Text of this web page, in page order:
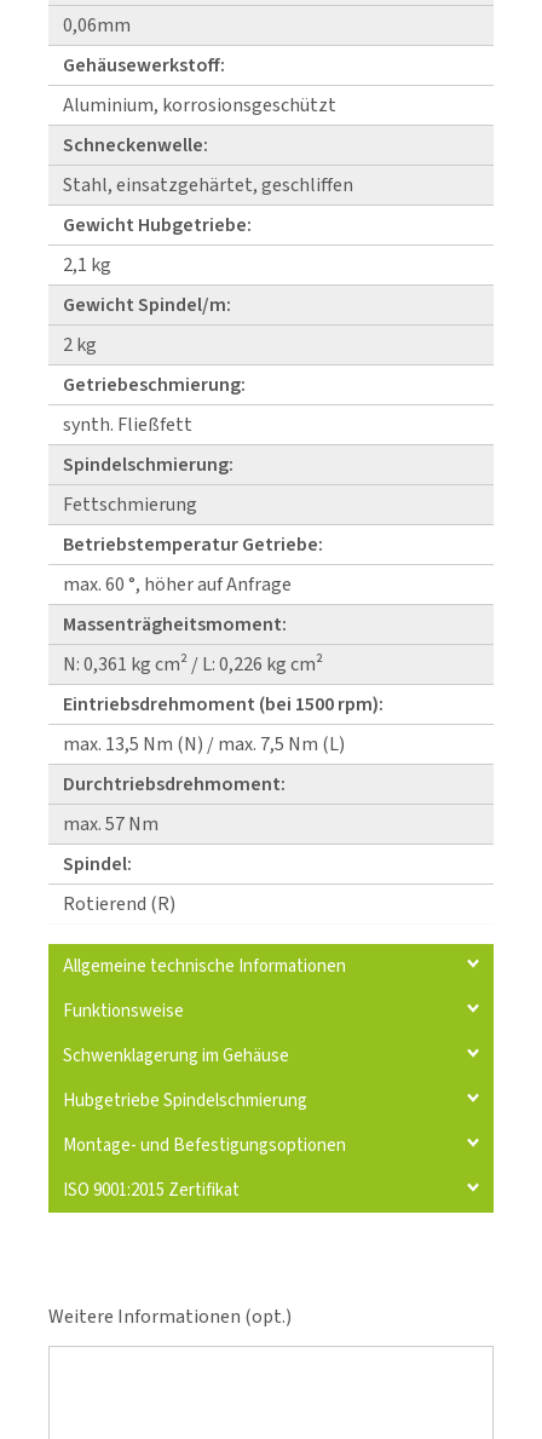
0,06mm
Gehäusewerkstoff:
Aluminium, korrosionsgeschützt
Schneckenwelle:
Stahl, einsatzgehärtet, geschliffen
Gewicht Hubgetriebe:
2,1 kg
Gewicht Spindel/m:
2 kg
Getriebeschmierung:
synth. Fließfett
Spindelschmierung:
Fettschmierung
Betriebstemperatur Getriebe:
max. 60 °, höher auf Anfrage
Massenträgheitsmoment:
N: 0,361 kg cm² / L: 0,226 kg cm²
Eintriebsdrehmoment (bei 1500 rpm):
max. 13,5 Nm (N) / max. 7,5 Nm (L)
Durchtriebsdrehmoment:
max. 57 Nm
Spindel:
Rotierend (R)
Allgemeine technische Informationen
Funktionsweise
Schwenklagerung im Gehäuse
Hubgetriebe Spindelschmierung
Montage- und Befestigungsoptionen
ISO 9001:2015 Zertifikat
Weitere Informationen (opt.)